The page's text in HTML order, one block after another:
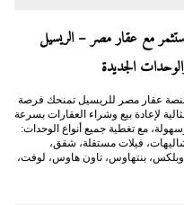
مع عقار مصر – الريسيل
الجديدة
عقار مصر للريسيل تمنحك فرصة
لإعادة بيع وشراء العقارات بسرعة
مع تغطية جميع أنواع الوحدات:
فيلات مستقلة، شقق،
بنتهاوس، تاون هاوس، لوفت،